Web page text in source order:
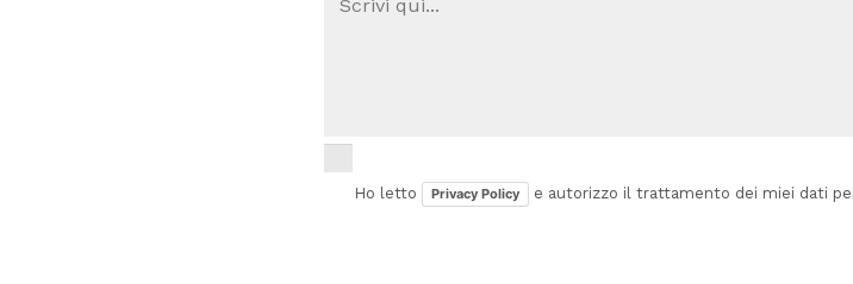
Ho letto Privacy Policy e autorizzo il trattamento dei miei dati